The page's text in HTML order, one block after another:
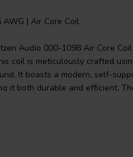
| Air Core Coil
Audio 000-1098 Air Core
coil is meticulously crafted
It boasts a modern, self-
it both durable and efficient.
topcoat. It meets the
making it the